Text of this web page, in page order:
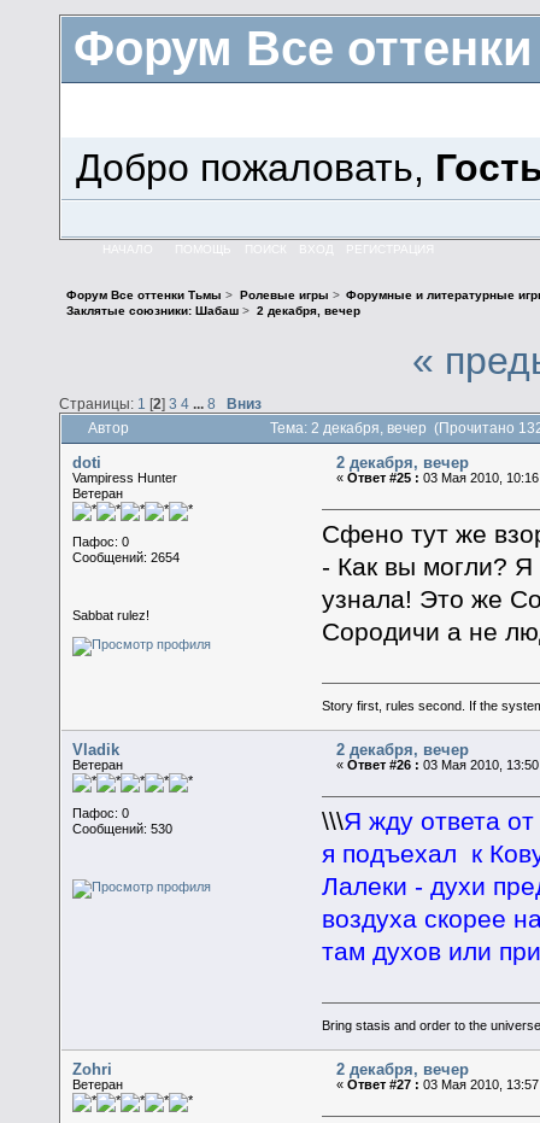
Форум Все
Добро пожаловать,
НАЧАЛО ПОМОЩЬ ВХОД РЕГИСТРАЦИЯ
Форум Все оттенки Тьмы > Ролевые игры > Форумные и литературные
Заклятые союзники: Шабаш > 2 декабря, вечер
«
Страницы: 1 [2] 3 4 ... 8 Вниз
Автор Тема: 2 декабря, вечер (Прочитано
doti
Vampiress Hunter
Ветеран
Пафос: 0
Сообщений: 2654
Sabbat rulez!
2 декабря, вечер
«Ответ #25 : 03 Мая 2010,
Сфено тут же
- Как вы могли?
узнала! Это же
Сородичи а не
Story first, rules second. If the
Vladik
Ветеран
Пафос: 0
Сообщений: 530
2 декабря, вечер
«Ответ #26 : 03 Мая 2010,
\\\Я жду ответа
я подъехал к
Лалеки - духи
воздуха скорее
там духов или
Bring stasis and order to the
Zohri
Ветеран
2 декабря, вечер
«Ответ #27 : 03 Мая 2010,